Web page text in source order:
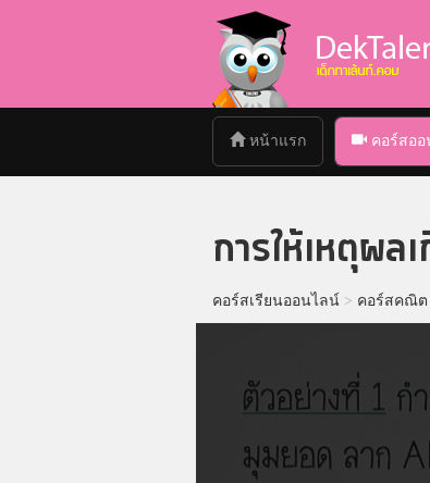
หน้าแรก(current) คอร์สอ
การให้เหตุผล
คอร์สเรียนออนไลน์ > คอร์สคณิต